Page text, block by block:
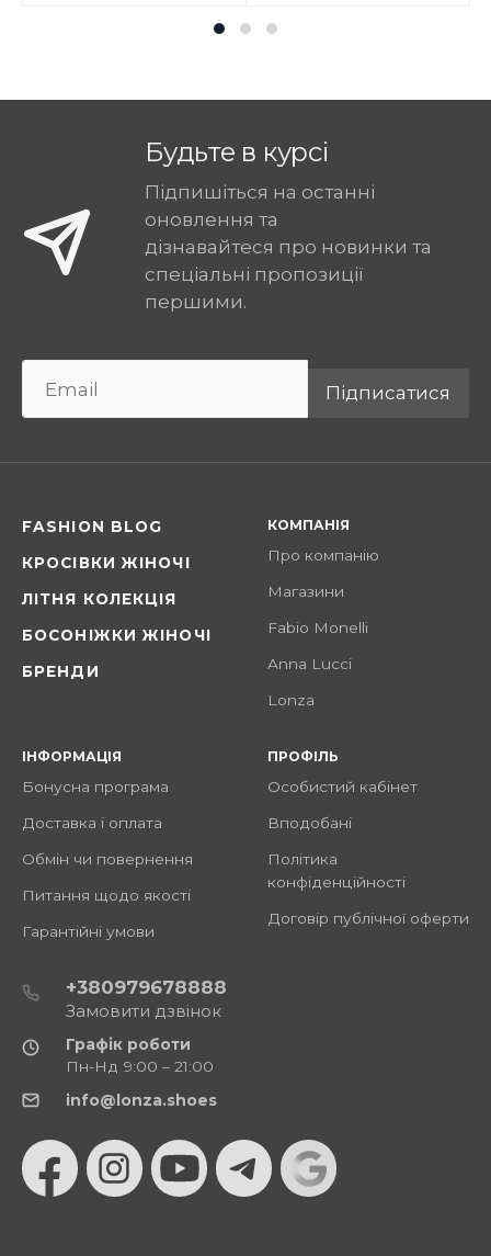
Будьте в курсі
Підпишіться на останні
оновлення та
дізнавайтеся про новинки та
спеціальні пропозиції
першими.
Підписатися
FASHION BLOG
КРОСІВКИ ЖІНОЧІ
ЛІТНЯ КОЛЕКЦІЯ
БОСОНІЖКИ ЖІНОЧІ
БРЕНДИ
КОМПАНІЯ
Про компанію
Магазини
Fabio Monelli
Anna Lucci
Lonza
ІНФОРМАЦІЯ
Бонусна програма
Доставка і оплата
Обмін чи повернення
Питання щодо якості
Гарантійні умови
ПРОФІЛЬ
Особистий кабінет
Вподобані
Політика
конфіденційності
Договір публічної оферти
+380979678888
Замовити дзвінок
Графік роботи
Пн-Нд 9:00 – 21:00
info@lonza.shoes